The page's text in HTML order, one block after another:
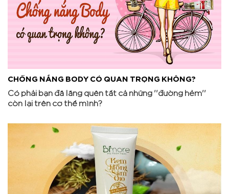
CHỐNG NẮNG BODY CÓ QUAN TRỌNG KHÔNG?
Có phải bạn đã lãng quên tất cả những ''đường hẻm''
còn lại trên cơ thể mình?